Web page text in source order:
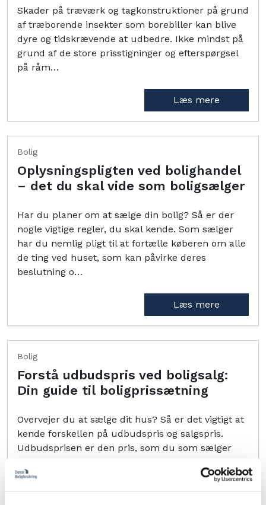
Skader på træværk og tagkonstruktioner på grund
af træborende insekter som borebiller kan blive
dyre og tidskrævende at udbedre. Ikke mindst på
grund af de store prisstigninger og efterspørgsel
på råm…
Læs mere
Bolig
Oplysningspligten ved bolighandel
– det du skal vide som boligsælger
Har du planer om at sælge din bolig? Så er der
nogle vigtige regler, du skal kende. Som sælger
har du nemlig pligt til at fortælle køberen om alle
de ting ved huset, som kan påvirke deres
beslutning o…
Læs mere
Bolig
Forstå udbudspris ved boligsalg:
Din guide til boligprissætning
Overvejer du at sælge dit hus? Så er det vigtigt at
kende forskellen på udbudspris og salgspris.
Udbudsprisen er den pris, som du som sælger
tal repræs…